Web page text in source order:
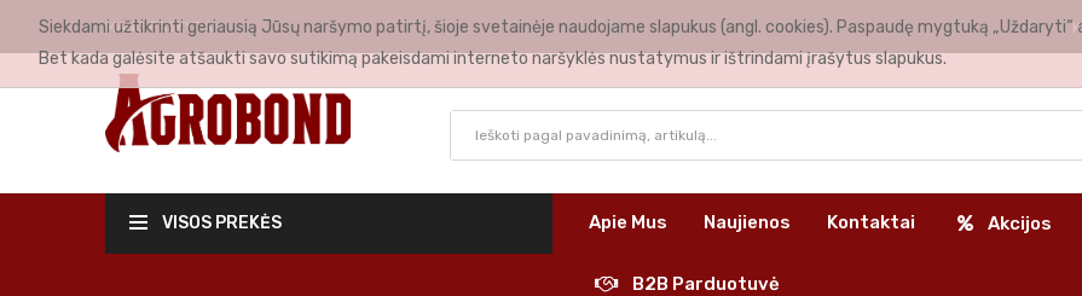
MANO PASKYRA
VISOS PREKĖS Apie Mus Naujienos Kontaktai Akcijos
B2B Parduotuvė
Siekdami užtikrinti geriausią Jūsų naršymo patirtį, šioje svetainėje naudojame slapukus (angl. cookies). Paspaudę mygtuką
Bet kada galėsite atšaukti savo sutikimą pakeisdami interneto naršyklės nustatymus ir ištrindami įrašytus slapukus.